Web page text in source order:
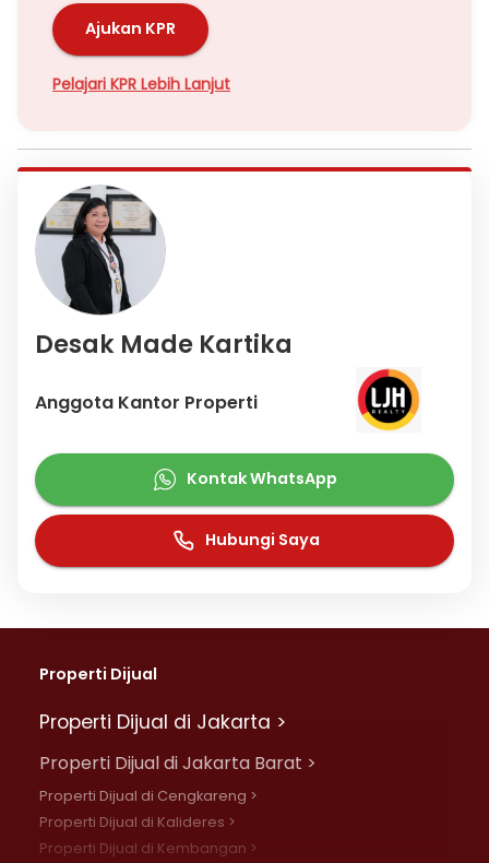
Ajukan KPR
Pelajari KPR Lebih Lanjut
Desak Made Kartika
Anggota Kantor Properti
Kontak WhatsApp
Hubungi Saya
Properti Dijual
Properti Dijual di Jakarta >
Properti Dijual di Jakarta Barat >
Properti Dijual di Cengkareng >
Properti Dijual di Kalideres >
Properti Dijual di Kembangan >